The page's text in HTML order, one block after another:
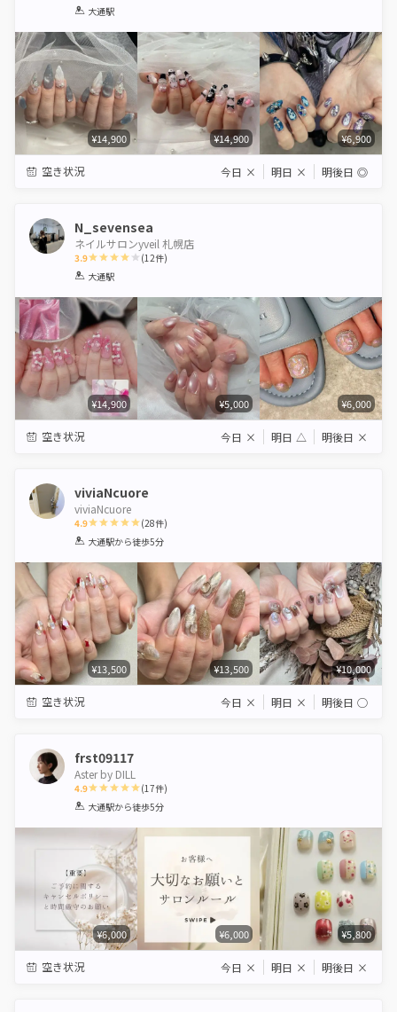
1 2 3
大通駅
¥14,900 ¥14,900 ¥6,900
空き状況 今日 × 明日 × 明後日 ◎
N_sevensea
ネイルサロンyveil 札幌店
3.9
1 2 3
(12件)
大通駅
¥14,900 ¥5,000 ¥6,000
空き状況 今日 × 明日 △ 明後日 ×
viviaNcuore
viviaNcuore
4.9
1 2 3 4 5
(28件)
大通駅から徒歩5分
¥13,500 ¥13,500 ¥10,000
空き状況 今日 × 明日 × 明後日 ◯
frst09117
Aster by DILL
4.9
1 2 3 4 5
(17件)
大通駅から徒歩5分
¥6,000 ¥6,000 ¥5,800
空き状況 今日 × 明日 × 明後日 ×